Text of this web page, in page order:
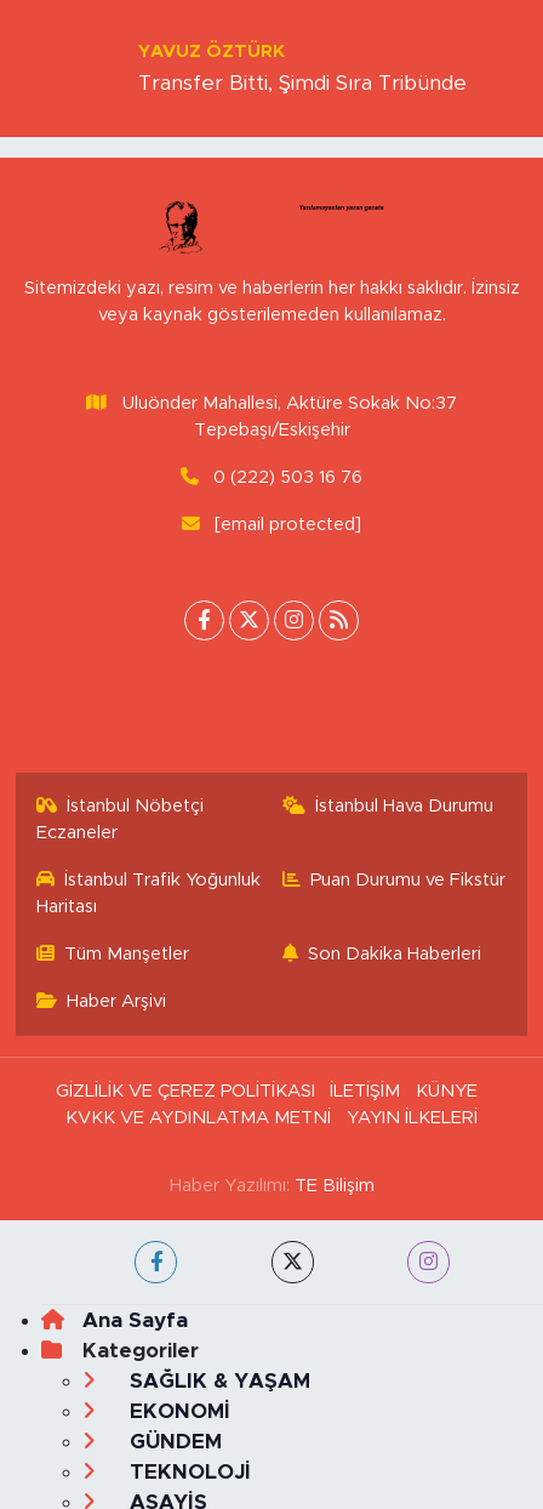
YAVUZ ÖZTÜRK
Transfer Bitti, Şimdi Sıra Tribünde
Sitemizdeki yazı, resim ve haberlerin her hakkı saklıdır. İzinsiz
veya kaynak gösterilemeden kullanılamaz.
Uluönder Mahallesi, Aktüre Sokak No:37
Tepebaşı/Eskişehir
0 (222) 503 16 76
[email protected]
İstanbul Nöbetçi
Eczaneler
İstanbul Hava Durumu
İstanbul Trafik Yoğunluk
Haritası
Puan Durumu ve Fikstür
Tüm Manşetler Son Dakika Haberleri
Haber Arşivi
GİZLİLİK VE ÇEREZ POLİTİKASI İLETİŞİM
KÜNYE
KVKK VE AYDINLATMA METNİ
YAYIN İLKELERİ
Haber Yazılımı: TE Bilişim
Ana Sayfa
Kategoriler
SAĞLIK & YAŞAM
EKONOMİ
GÜNDEM
TEKNOLOJİ